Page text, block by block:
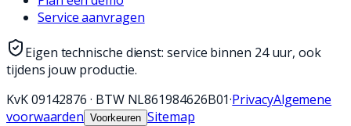
Service aanvragen
Eigen technische dienst: service binnen 24 uur, ook
tijdens jouw productie.
KvK09142876 · BTW NL861984626B01·PrivacyAlgemene
voorwaarden Voorkeuren Sitemap